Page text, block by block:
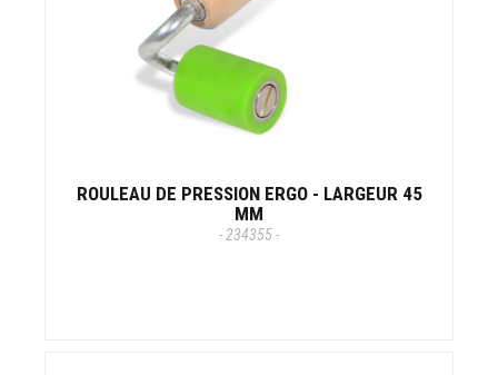
ROULEAU DE PRESSION ERGO - LARGEUR 45
MM
- 234355 -